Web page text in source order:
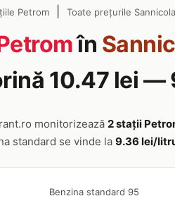
Petrom Toate prețurile
în
10.47 lei —
monitorizează 2 stații
standard se vinde la 9.36 lei/
Benzina standard 95